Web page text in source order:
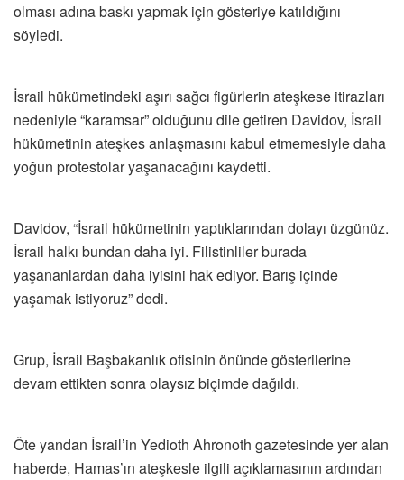
olması adına baskı yapmak için gösteriye katıldığını
söyledi.
İsrail hükümetindeki aşırı sağcı figürlerin ateşkese itirazları
nedeniyle “karamsar” olduğunu dile getiren Davidov, İsrail
hükümetinin ateşkes anlaşmasını kabul etmemesiyle daha
yoğun protestolar yaşanacağını kaydetti.
Davidov, “İsrail hükümetinin yaptıklarından dolayı üzgünüz.
İsrail halkı bundan daha iyi. Filistinliler burada
yaşananlardan daha iyisini hak ediyor. Barış içinde
yaşamak istiyoruz” dedi.
Grup, İsrail Başbakanlık ofisinin önünde gösterilerine
devam ettikten sonra olaysız biçimde dağıldı.
Öte yandan İsrail’in Yedioth Ahronoth gazetesinde yer alan
haberde, Hamas’ın ateşkesle ilgili açıklamasının ardından